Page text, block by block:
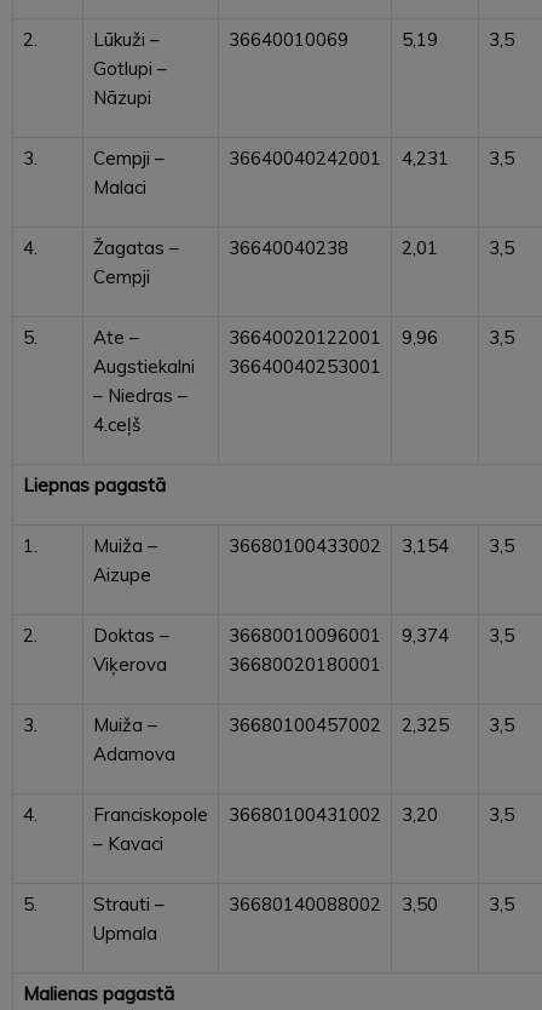
2.
Lūkuži –
Gotlupi –
Nāzupi
36640010069 5,19 3,5
3.
Cempji –
Malaci
36640040242001 4,231 3,5
4.
Žagatas –
Cempji
36640040238 2,01 3,5
5.
Ate –
Augstiekalni
– Niedras –
4.ceļš
36640020122001
36640040253001
9,96 3,5
Liepnas pagastā
1.
Muiža –
Aizupe
36680100433002 3,154 3,5
2.
Doktas –
Viķerova
36680010096001
36680020180001
9,374 3,5
3.
Muiža –
Adamova
36680100457002 2,325 3,5
4.
Franciskopole
– Kavaci
36680100431002 3,20 3,5
5.
Strauti –
Upmala
36680140088002 3,50 3,5
Malienas pagastā